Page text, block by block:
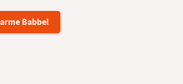
Babbel